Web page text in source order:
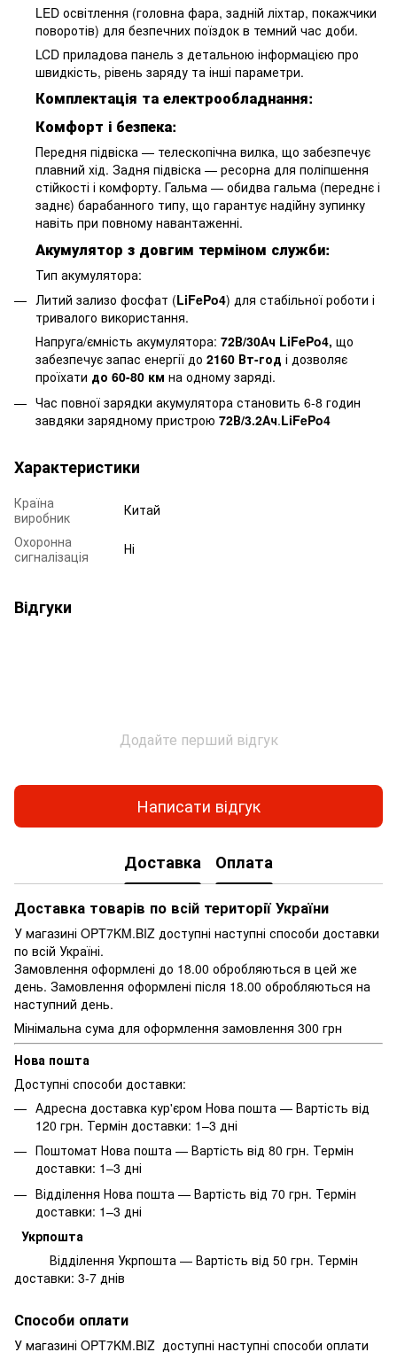
LED освітлення (головна фара, задній ліхтар, покажчики
поворотів) для безпечних поїздок в темний час доби.
LCD приладова панель з детальною інформацією про
швидкість, рівень заряду та інші параметри.
Комплектація та електрообладнання:
Комфорт і безпека:
Передня підвіска — телескопічна вилка, що забезпечує
плавний хід. Задня підвіска — ресорна для поліпшення
стійкості і комфорту. Гальма — обидва гальма (переднє і
заднє) барабанного типу, що гарантує надійну зупинку
навіть при повному навантаженні.
Акумулятор з довгим терміном служби:
Тип акумулятора:
Литий зализо фосфат (LiFePo4) для стабільної роботи і
тривалого використання.
Напруга/ємність акумулятора: 72В/30Ач LiFePo4, що
забезпечує запас енергії до 2160 Вт-год і дозволяє
проїхати до 60-80 км на одному заряді.
Час повної зарядки акумулятора становить 6-8 годин
завдяки зарядному пристрою 72В/3.2Ач.LiFePo4
Характеристики
Країна
виробник
Китай
Охоронна
сигналізація
Ні
Відгуки
Додайте перший відгук
Написати відгук
Доставка Оплата
Доставка товарів по всій території України
У магазині OPT7KM.BIZ доступні наступні способи доставки
по всій Україні.
Замовлення оформлені до 18.00 обробляються в цей же
день. Замовлення оформлені після 18.00 обробляються на
наступний день.
Мінімальна сума для оформлення замовлення 300 грн
Нова пошта
Доступні способи доставки:
Адресна доставка кур'єром Нова пошта — Вартість від
120 грн. Термін доставки: 1–3 дні
Поштомат Нова пошта — Вартість від 80 грн. Термін
доставки: 1–3 дні
Відділення Нова пошта — Вартість від 70 грн. Термін
доставки: 1–3 дні
Укрпошта
Відділення Укрпошта — Вартість від 50 грн. Термін
доставки: 3-7 днів
Способи оплати
У магазині OPT7KM.BIZ доступні наступні способи оплати